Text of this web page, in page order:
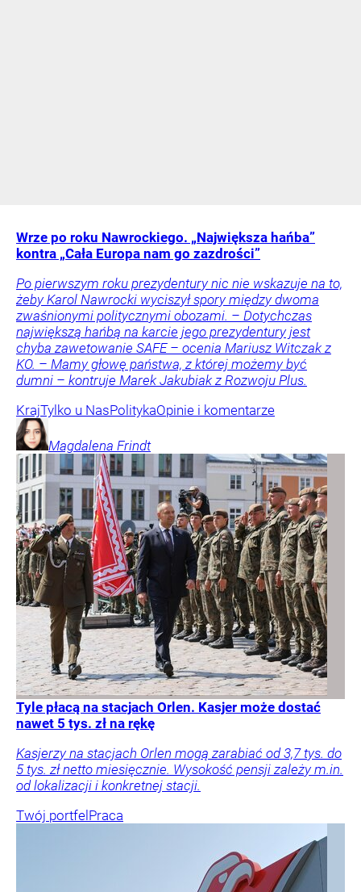
Wrze po roku Nawrockiego. „Największa hańba”
kontra „Cała Europa nam go zazdrości”
Po pierwszym roku prezydentury nic nie wskazuje na to,
żeby Karol Nawrocki wyciszył spory między dwoma
zwaśnionymi politycznymi obozami. – Dotychczas
największą hańbą na karcie jego prezydentury jest
chyba zawetowanie SAFE – ocenia Mariusz Witczak z
KO. – Mamy głowę państwa, z której możemy być
dumni – kontruje Marek Jakubiak z Rozwoju Plus.
KrajTylko u NasPolitykaOpinie i komentarze
Magdalena Frindt
Tyle płacą na stacjach Orlen. Kasjer może dostać
nawet 5 tys. zł na rękę
Kasjerzy na stacjach Orlen mogą zarabiać od 3,7 tys. do
5 tys. zł netto miesięcznie. Wysokość pensji zależy m.in.
od lokalizacji i konkretnej stacji.
Twój portfelPraca